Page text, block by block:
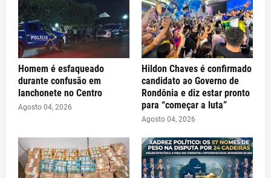
Homem é esfaqueado
durante confusão em
lanchonete no Centro
Agosto 04, 2026
Hildon Chaves é confirmado
candidato ao Governo de
Rondônia e diz estar pronto
para “começar a luta”
Agosto 04, 2026